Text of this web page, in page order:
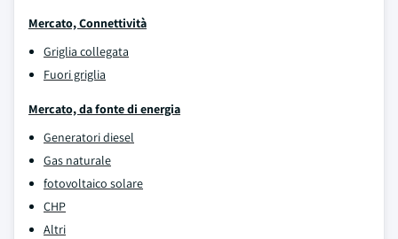
Mercato, Connettività
Griglia collegata
Fuori griglia
Mercato, da fonte di energia
Generatori diesel
Gas naturale
fotovoltaico solare
CHP
Altri